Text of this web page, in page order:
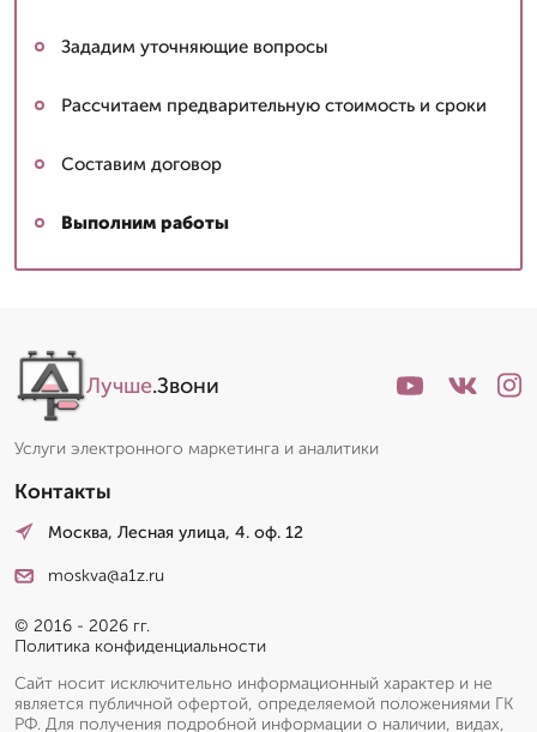
Зададим уточняющие вопросы
Рассчитаем предварительную стоимость и сроки
Составим договор
Выполним работы
Лучше.Звони
Услуги электронного маркетинга и аналитики
Контакты
Москва, Лесная улица, 4. оф. 12
moskva@a1z.ru
© 2016 - 2026 гг.
Политика конфиденциальности
Сайт носит исключительно информационный характер и не
является публичной офертой, определяемой положениями ГК
РФ. Для получения подробной информации о наличии, видах,